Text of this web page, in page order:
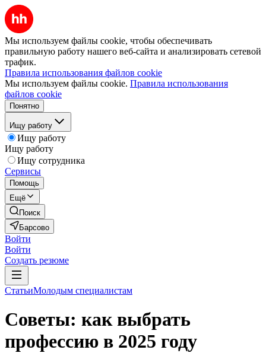
Мы используем файлы cookie, чтобы обеспечивать
правильную работу нашего веб-сайта и анализировать сетевой
трафик.
Правила использования файлов cookie
Мы используем файлы cookie. Правила использования
файлов cookie
Понятно
Ищу работу
Ищу работу
Ищу работу
Ищу сотрудника
Сервисы
Помощь
Ещё
Поиск
Барсово
Войти
Войти
Создать резюме
СтатьиМолодым специалистам
Советы: как выбрать
профессию в 2025 году